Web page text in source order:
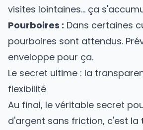
visites lointaines… ça
Pourboires : Dans certaines
pourboires sont attendus.
enveloppe pour ça.
Le secret ultime : la
flexibilité
Au final, le véritable secret
d'argent sans friction, c'est la